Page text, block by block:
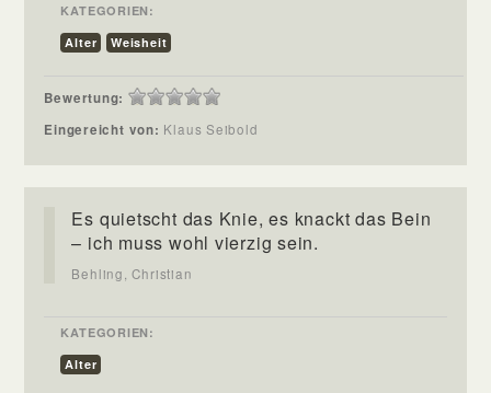
KATEGORIEN:
Alter
Weisheit
Bewertung:
Eingereicht von: Klaus Seibold
Es quietscht das Knie, es knackt das Bein
– ich muss wohl vierzig sein.
Behling, Christian
KATEGORIEN:
Alter